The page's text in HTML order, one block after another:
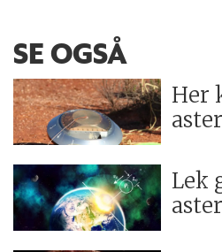
SE OGSÅ
Her
Lek